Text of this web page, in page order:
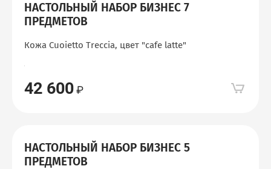
НАСТОЛЬНЫЙ НАБОР БИЗНЕС 7
ПРЕДМЕТОВ
Кожа Cuoietto Treccia, цвет "сafe latte"
42 600
НАСТОЛЬНЫЙ НАБОР БИЗНЕС 5
ПРЕДМЕТОВ